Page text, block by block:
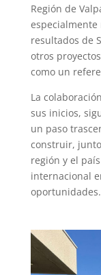
Región de
especialmente
resultados de
otros
como un
La
sus inicios,
un paso
construir,
región y el
internacional
oportunidades.